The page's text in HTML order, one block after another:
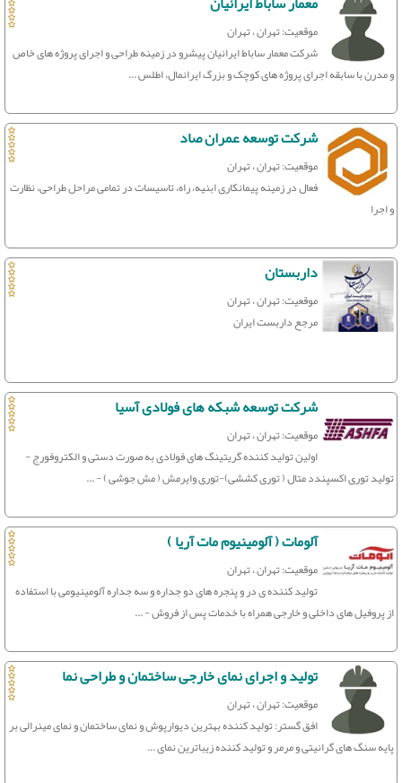
موقعیت: تهران ، تهران
شرکت معمار ساباط ایرانیان پیشرو در زمینه طراحی و اجرای پروژه های خاص
و مدرن با سابقه اجرای پروژه های کوچک و بزرگ ایرانمال، اطلس ...
شرکت توسعه عمران صاد
موقعیت: تهران ، تهران
فعال در زمینه پیمانکاری ابنیه، راه، تاسیسات در تمامی مراحل طراحی، نظارت
و اجرا
داربستان
موقعیت: تهران ، تهران
مرجع داربست ایران
شرکت توسعه شبکه های فولادی آسیا
موقعیت: تهران ، تهران
اولین تولید کننده گریتینگ های فولادی به صورت دستی و الکتروفورج -
تولید توری اکسپندد متال ( توری کششی)-توری وایرمش ( مش جوشی ) - ...
آلومات ( آلومینیوم مات آریا )
موقعیت: تهران ، تهران
تولید کننده ی در و پنجره های دو جداره و سه جداره آلومینیومی با استفاده
از پروفیل های داخلی و خارجی همراه با خدمات پس از فروش - ...
تولید و اجرای نمای خارجی ساختمان و طراحی نما
موقعیت: تهران ، تهران
افق گستر: تولید کننده بهترین دیوارپوش و نمای ساختمان و نمای مینرالی بر
پایه سنگ های گرانیتی و مرمر و تولید کننده زیباترین نمای ...